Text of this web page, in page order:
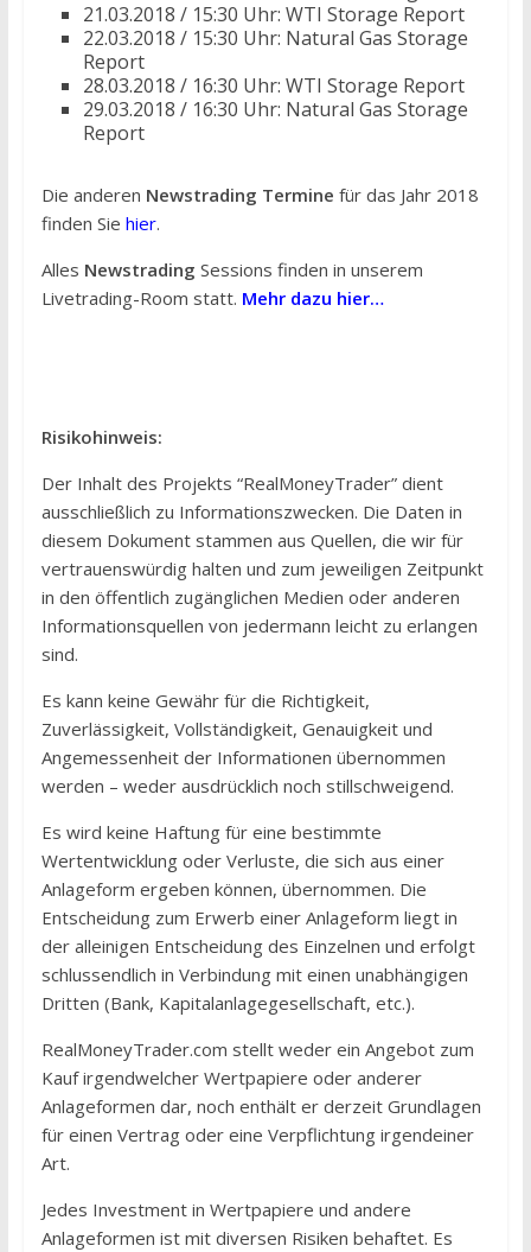
21.03.2018 / 15:30 Uhr: WTI Storage Report
22.03.2018 / 15:30 Uhr: Natural Gas Storage
Report
28.03.2018 / 16:30 Uhr: WTI Storage Report
29.03.2018 / 16:30 Uhr: Natural Gas Storage
Report
Die anderen Newstrading Termine für das Jahr 2018
finden Sie hier.
Alles Newstrading Sessions finden in unserem
Livetrading-Room statt. Mehr dazu hier…
Risikohinweis:
Der Inhalt des Projekts “RealMoneyTrader” dient
ausschließlich zu Informationszwecken. Die Daten in
diesem Dokument stammen aus Quellen, die wir für
vertrauenswürdig halten und zum jeweiligen Zeitpunkt
in den öffentlich zugänglichen Medien oder anderen
Informationsquellen von jedermann leicht zu erlangen
sind.
Es kann keine Gewähr für die Richtigkeit,
Zuverlässigkeit, Vollständigkeit, Genauigkeit und
Angemessenheit der Informationen übernommen
werden – weder ausdrücklich noch stillschweigend.
Es wird keine Haftung für eine bestimmte
Wertentwicklung oder Verluste, die sich aus einer
Anlageform ergeben können, übernommen. Die
Entscheidung zum Erwerb einer Anlageform liegt in
der alleinigen Entscheidung des Einzelnen und erfolgt
schlussendlich in Verbindung mit einen unabhängigen
Dritten (Bank, Kapitalanlagegesellschaft, etc.).
RealMoneyTrader.com stellt weder ein Angebot zum
Kauf irgendwelcher Wertpapiere oder anderer
Anlageformen dar, noch enthält er derzeit Grundlagen
für einen Vertrag oder eine Verpflichtung irgendeiner
Art.
Jedes Investment in Wertpapiere und andere
Anlageformen ist mit diversen Risiken behaftet. Es